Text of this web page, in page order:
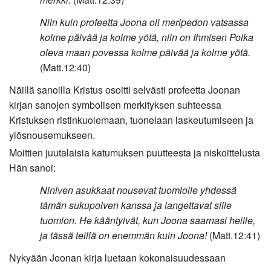
Niin kuin profeetta Joona oli meripedon vatsassa
kolme päivää ja kolme yötä, niin on Ihmisen Poika
oleva maan povessa kolme päivää ja kolme yötä.
(Matt.12:40)
Näillä sanoilla Kristus osoitti selvästi profeetta Joonan
kirjan sanojen symbolisen merkityksen suhteessa
Kristuksen ristinkuolemaan, tuonelaan laskeutumiseen ja
ylösnousemukseen.
Moittien juutalaisia katumuksen puutteesta ja niskoittelusta
Hän sanoi:
Niniven asukkaat nousevat tuomiolle yhdessä
tämän sukupolven kanssa ja langettavat sille
tuomion. He kääntyivät, kun Joona saarnasi heille,
ja tässä teillä on enemmän kuin Joona!(Matt.12:41)
Nykyään Joonan kirja luetaan kokonaisuudessaan